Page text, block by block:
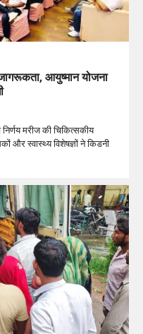
आयुष्मान योजना
मरीज की चिकित्सकीय
और स्वास्थ्य विशेषज्ञों ने किडनी